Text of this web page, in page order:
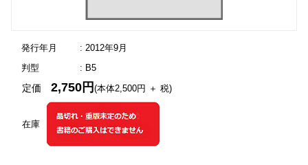
発行年月
: 2012年9月
判型
: B5
在庫
定価2,750円(本体2,500円 ＋ 税)